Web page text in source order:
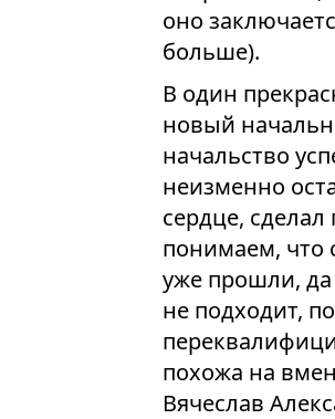
оно
больше).
В один
новый
начальство
неизменно
сердце,
понимаем, что
уже прошли,
не подходит,
похожа на
Вячеслав